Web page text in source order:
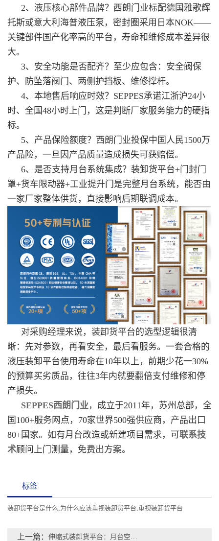
2、液压核心部件品牌？西朗门业标配德国雅歌辉
托斯或意大利海普液压泵，密封圈采用日本NOK——
关键部件国产化率高的平台，寿命和维修成本差异很
大。
3、安全功能是否配齐？至少应包含：安全阀保
护、防坠落阀门、两侧护挡板、维修撑杆。
4、本地售后响应时效？SEPPES承诺江浙沪24小
时、全国48小时上门，这是判断厂家服务能力的硬指
标。
5、产品保险额度？西朗门业投保中国人民1500万
产品险，一旦因产品质量造成损失可获赔偿。
6、是否支持月台系统集成？装卸货平台+门封门
罩+货车限动器+工业提升门是完整月台系统，能否由
一家厂家整体供货，直接影响后期联调成本。
对采购经理来说，装卸货平台的选型逻辑很清
晰：先对参数，再看安全，最后看服务。一套合格的
液压装卸平台使用寿命在10年以上，前期少花一30%
的预算买劣质品，往往3年内就要翻倍支付维修和停
产损失。
SEPPES西朗门业，成立于2011年，苏州总部，全
国100+服务网点，70家世界500强供应商，产品出口
80+国家。如有月台改造或新建项目需求，可 联系技
术顾问上门测量，免费出方案。
标签
装卸货平台是什么,为什么应该重视装卸货平台,重视装卸货平台
上一篇： 伸缩式装卸货平台：月台空间受限场景的高效装卸解决方案